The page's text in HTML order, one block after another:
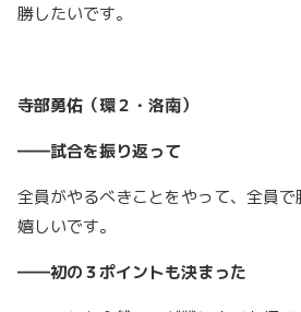
勝したいです。
寺部勇佑（環２・洛南）
――試合を振り返って
全員がやるべきことをやって、全員
嬉しいです。
――初の３ポイントも決まった